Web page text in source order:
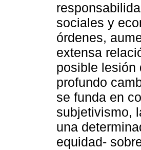
sociales y
órdenes,
extensa
posible lesión
profundo
se funda en
subjetivismo,
una
equidad-